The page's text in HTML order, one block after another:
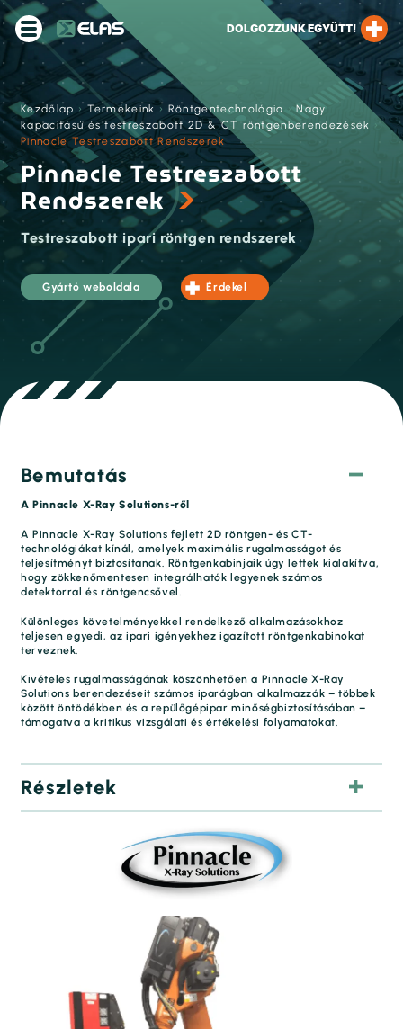
DOLGOZZUNK EGYÜTT!
Kezdőlap › Termékeink› Röntgentechnológia ›Nagy
kapacitású és testreszabott 2D & CT röntgenberendezések ›
Pinnacle Testreszabott Rendszerek
Pinnacle Testreszabott
Rendszerek
Testreszabott ipari röntgen rendszerek
Gyártó weboldala Érdekel
Bemutatás
A Pinnacle X-Ray Solutions-ről
A Pinnacle X-Ray Solutions fejlett 2D röntgen- és CT-
technológiákat kínál, amelyek maximális rugalmasságot és
teljesítményt biztosítanak. Röntgenkabinjaik úgy lettek kialakítva,
hogy zökkenőmentesen integrálhatók legyenek számos
detektorral és röntgencsővel.
Különleges követelményekkel rendelkező alkalmazásokhoz
teljesen egyedi, az ipari igényekhez igazított röntgenkabinokat
terveznek.
Kivételes rugalmasságának köszönhetően a Pinnacle X-Ray
Solutions berendezéseit számos iparágban alkalmazzák – többek
között öntödékben és a repülőgépipar minőségbiztosításában –
támogatva a kritikus vizsgálati és értékelési folyamatokat.
Részletek